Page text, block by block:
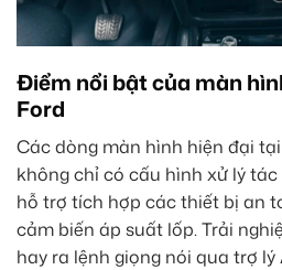
Điểm nổi bật của màn
Ford
Các dòng màn hình hiện đại
không chỉ có cấu hình xử lý
hỗ trợ tích hợp các thiết bị an
cảm biến áp suất lốp. Trải
hay ra lệnh giọng nói qua trợ